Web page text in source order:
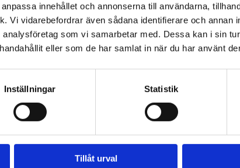
innehållet och annonserna till användarna,
Vi vidarebefordrar även sådana identifierare och annan
som vi samarbetar med. Dessa kan i sin
eller som de har samlat in när du har använt
Inställningar Statistik
Tillåt urval
FÖR